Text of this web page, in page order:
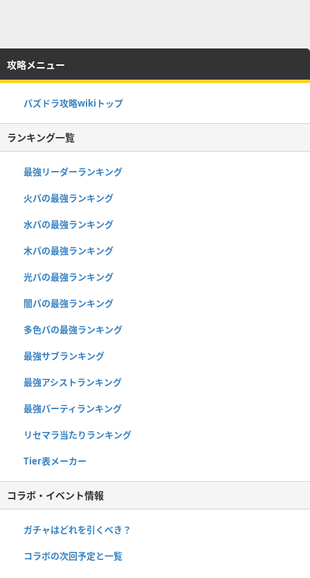
攻略メニュー
パズドラ攻略wikiトップ
ランキング一覧
最強リーダーランキング
火パの最強ランキング
水パの最強ランキング
木パの最強ランキング
光パの最強ランキング
闇パの最強ランキング
多色パの最強ランキング
最強サブランキング
最強アシストランキング
最強パーティランキング
リセマラ当たりランキング
Tier表メーカー
コラボ・イベント情報
ガチャはどれを引くべき？
コラボの次回予定と一覧